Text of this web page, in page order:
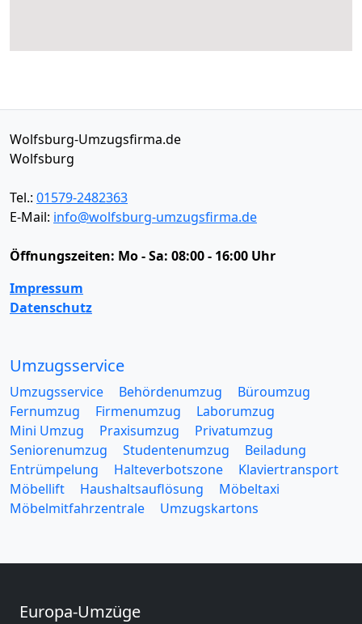
Wolfsburg-Umzugsfirma.de
Wolfsburg
Tel.: 01579-2482363
E-Mail: info@wolfsburg-umzugsfirma.de
Öffnungszeiten: Mo - Sa: 08:00 - 16:00 Uhr
Impressum
Datenschutz
Umzugsservice
Umzugsservice Behördenumzug
Büroumzug
Fernumzug
Firmenumzug
Laborumzug
Mini Umzug
Praxisumzug
Privatumzug
Seniorenumzug
Studentenumzug
Beiladung
Entrümpelung
Halteverbotszone
Klaviertransport
Möbellift
Haushaltsauflösung
Möbeltaxi
Möbelmitfahrzentrale
Umzugskartons
Europa-Umzüge